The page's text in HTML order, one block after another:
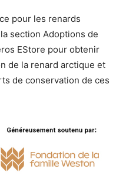
pour les renards
section Adoptions de
EStore pour obtenir
de la renard arctique et
de conservation de ces